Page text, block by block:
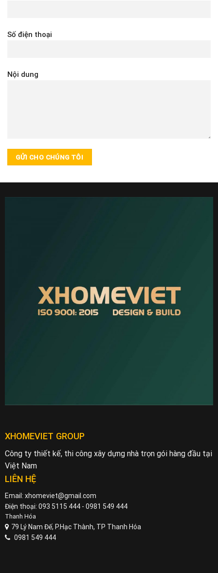
Số điện thoại
Nội dung
XHOMEVIET GROUP
Công ty thiết kế, thi công xây dựng nhà trọn gói hàng đầu tại
Việt Nam
LIÊN HỆ
Email: xhomeviet@gmail.com
Điện thoại: 093 5115 444 - 0981 549 444
Thanh Hóa
79 Lý Nam Đế, P.Hạc Thành, TP Thanh Hóa
0981 549 444